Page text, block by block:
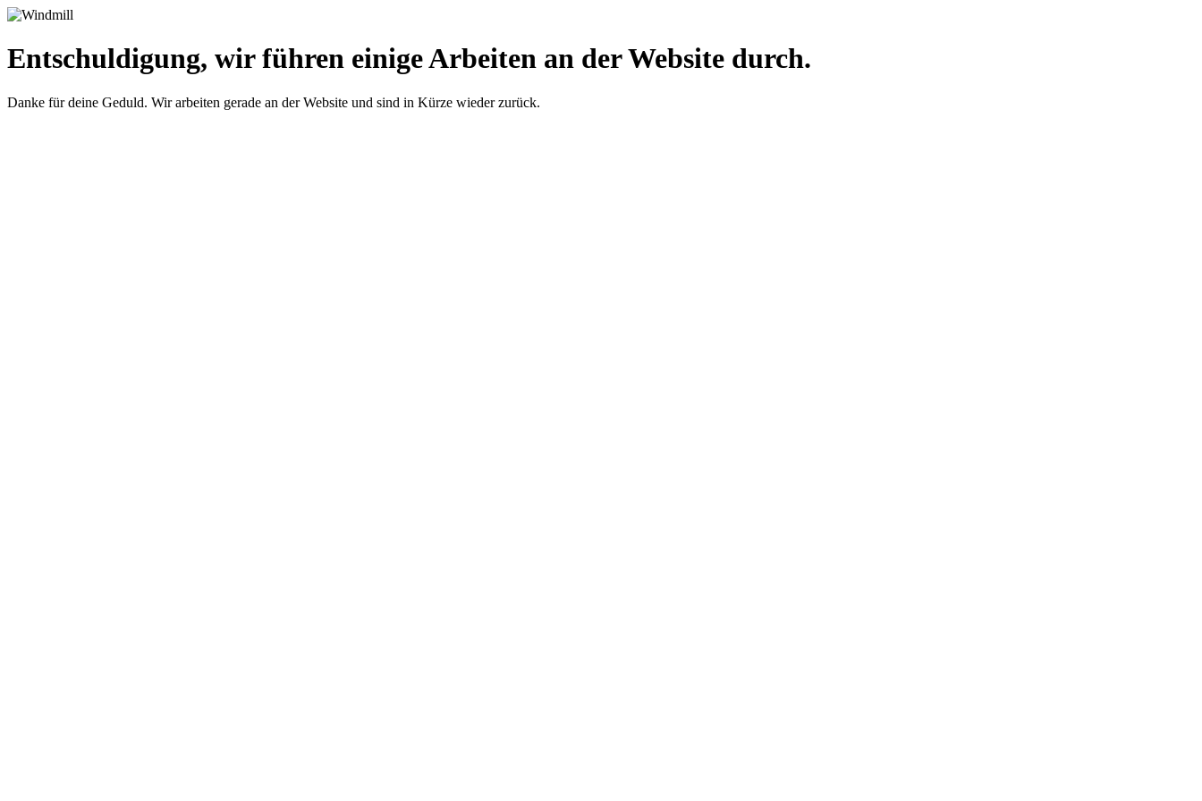
Entschuldigung, wir führen einige Arbeiten an der Website durch.
Danke für deine Geduld. Wir arbeiten gerade an der Website und sind in Kürze wieder zurück.